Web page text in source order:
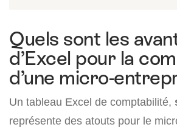
Quels sont les
d’Excel pour la
d’une micro-
Un tableau Excel de comptabilité,
représente des atouts pour le